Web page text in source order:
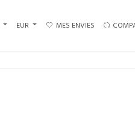
EUR MES ENVIES